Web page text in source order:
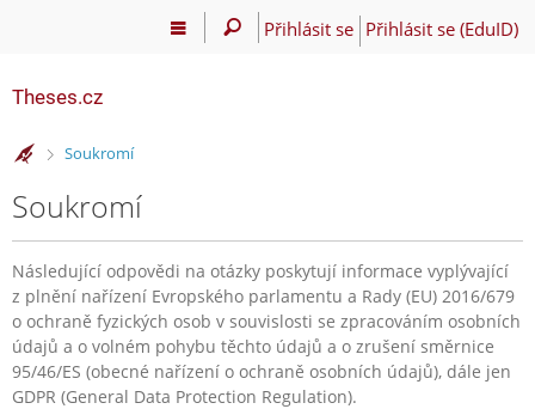
Přihlásit se Přihlásit se (EduID)
Theses.cz
>
Soukromí
Soukromí
Následující odpovědi na otázky poskytují informace vyplývající
z plnění nařízení Evropského parlamentu a Rady (EU) 2016/679
o ochraně fyzických osob v souvislosti se zpracováním osobních
údajů a o volném pohybu těchto údajů a o zrušení směrnice
95/46/ES (obecné nařízení o ochraně osobních údajů), dále jen
GDPR (General Data Protection Regulation).